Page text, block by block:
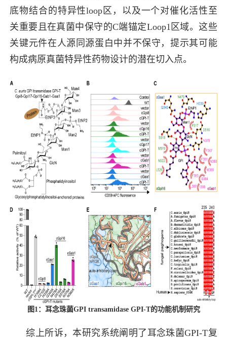
底物结合的特异性loop区，以及一个对催化活性至
关重要且在真菌中保守的C端锚定Loop1区域。这些
关键元件在人源同源蛋白中并不保守，提示其可能
构成病原真菌特异性药物设计的潜在切入点。
图1：耳念珠菌GPItransamidase GPI-T的功能机制研究
综上所诉，本研究系统阐明了耳念珠菌GPI-T复